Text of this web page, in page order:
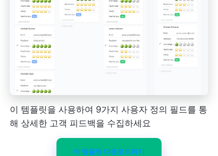
이 템플릿을 사용하여 9가지 사용자 정의 필드를 통
해 상세한 고객 피드백을 수집하세요
이 템플릿 다운로드하기